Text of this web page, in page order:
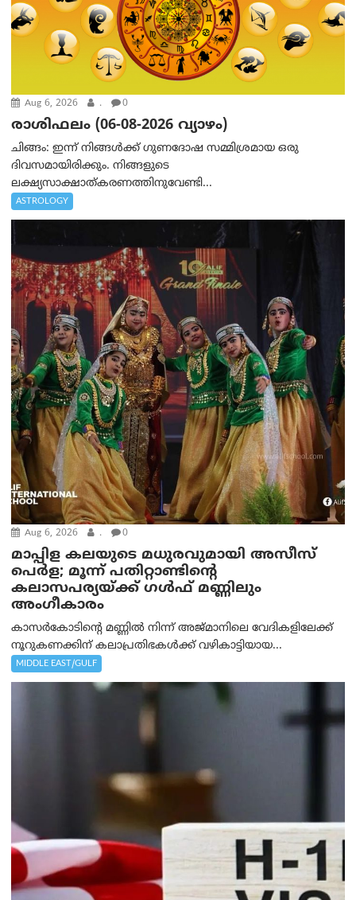
Aug 6, 2026 . 0
രാശിഫലം (06-08-2026 വ്യാഴം)
ചിങ്ങം: ഇന്ന് നിങ്ങൾക്ക് ഗുണദോഷ സമ്മിശ്രമായ ഒരു
ദിവസമായിരിക്കും. നിങ്ങളുടെ
ലക്ഷ്യസാക്ഷാത്കരണത്തിനുവേണ്ടി...
ASTROLOGY
Aug 6, 2026 . 0
മാപ്പിള കലയുടെ മധുരവുമായി അസീസ്
പെർള; മൂന്ന് പതിറ്റാണ്ടിന്റെ
കലാസപര്യയ്ക്ക് ഗൾഫ് മണ്ണിലും
അംഗീകാരം
കാസർകോടിന്റെ മണ്ണിൽ നിന്ന് അജ്മാനിലെ വേദികളിലേക്ക്
നൂറുകണക്കിന് കലാപ്രതിഭകൾക്ക് വഴികാട്ടിയായ...
MIDDLE EAST/GULF